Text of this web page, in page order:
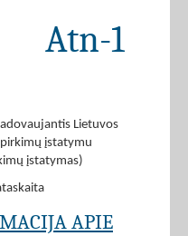
Atn-1
Lietuvos
įstatymu
įstatymas)
APIE